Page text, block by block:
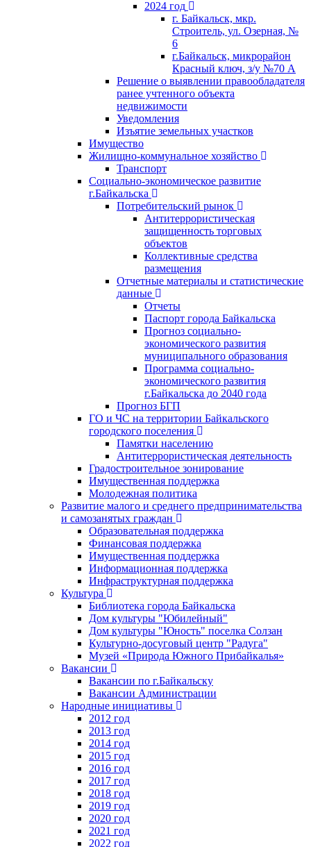
2024 год
г. Байкальск, мкр.
Строитель, ул. Озерная, №
6
г.Байкальск, микрорайон
Красный ключ, з/у №70 А
Решение о выявлении правообладателя
ранее учтенного объекта
недвижимости
Уведомления
Изъятие земельных участков
Имущество
Жилищно-коммунальное хозяйство
Транспорт
Социально-экономическое развитие
г.Байкальска
Потребительский рынок
Антитеррористическая
защищенность торговых
объектов
Коллективные средства
размещения
Отчетные материалы и статистические
данные
Отчеты
Паспорт города Байкальска
Прогноз социально-
экономического развития
муниципального образования
Программа социально-
экономического развития
г.Байкальска до 2040 года
Прогноз БГП
ГО и ЧС на территории Байкальского
городского поселения
Памятки населению
Антитеррористическая деятельность
Градостроительное зонирование
Имущественная поддержка
Молодежная политика
Развитие малого и среднего предпринимательства
и самозанятых граждан
Образовательная поддержка
Финансовая поддержка
Имущественная поддержка
Информационная поддержка
Инфраструктурная поддержка
Культура
Библиотека города Байкальска
Дом культуры "Юбилейный"
Дом культуры "Юность" поселка Солзан
Культурно-досуговый центр "Радуга"
Музей «Природа Южного Прибайкалья»
Вакансии
Вакансии по г.Байкальску
Вакансии Администрации
Народные инициативы
2012 год
2013 год
2014 год
2015 год
2016 год
2017 год
2018 год
2019 год
2020 год
2021 год
2022 год